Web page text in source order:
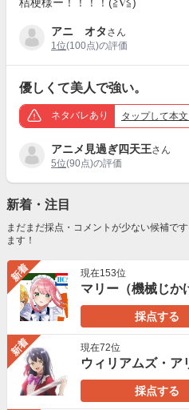
アニ オタ さん
1位(100点)の評価
優しくて美人で強い。
ネタバレあり タップして本
アニメ見過ぎ四天王さん
5位(90点)の評価
新着・注目
まだまだ採点・コメントが少ない候補で
ます！
新着 現在153位
採点する
新着 現在72位
ウィリアムズ・ア
採点する